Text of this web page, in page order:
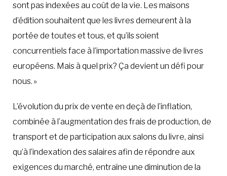
sont pas indexées au coût de la vie. Les maisons
d’édition souhaitent que les livres demeurent à la
portée de toutes et tous, et qu’ils soient
concurrentiels face à l’importation massive de livres
européens. Mais à quel prix? Ça devient un défi pour
nous. »
L’évolution du prix de vente en deçà de l’inflation,
combinée à l’augmentation des frais de production, de
transport et de participation aux salons du livre, ainsi
qu’à l’indexation des salaires afin de répondre aux
exigences du marché, entraîne une diminution de la